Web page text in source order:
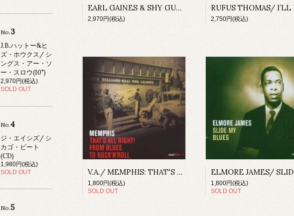
EARL GAINES & SHY GUY DOUGLAS/ 24 HOURS A DAY: COMPLETE RECORDINGS, 1953-62(CD-R)
2,970円(税込) 2,750円(税込)
V.A./ MEMPHIS: THAT'S ALL RIGHT! FROM BLUES TO ROCK'N'ROLL(CD)
1,800円(税込)
SOLD OUT
1,800円(税込)
SOLD OUT
No.3
J.B.ハットー&ヒ
ズ・ホウクス/ シ
ングス・アー・ソ
ー・スロウ(10")
2,970円(税込)
SOLD OUT
No.4
ジ・エイシズ/ シ
カゴ・ビート
(CD)
1,980円(税込)
SOLD OUT
No.5